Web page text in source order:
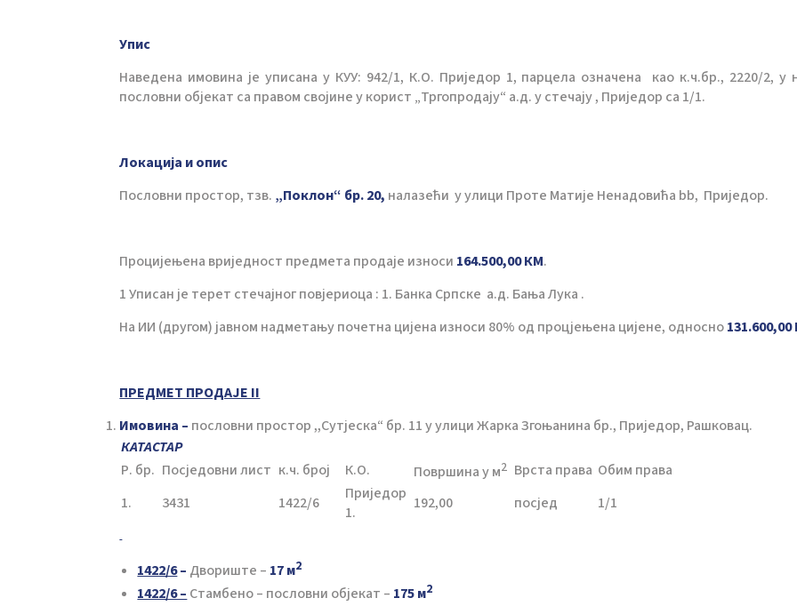
Упис
Наведена имовина је уписана у КУУ: 942/1, К.О. Приједор 1, парцела означена као к.ч.бр., 2220/2, у
пословни објекат са правом својине у корист „Тргопродају“ а.д. у стечају , Приједор са 1/1.
Локација и опис
Пословни простор, тзв. „Поклон“ бр. 20, налазећи у улици Проте Матије Ненадовића bb, Приједор.
Процијењена вриједност предмета продаје износи 164.500,00 КМ.
1 Уписан је терет стечајног повјериоца : 1. Банка Српске а.д. Бања Лука .
На ИИ (другом) јавном надметању почетна цијена износи 80% од процјењена цијене, односно
ПРЕДМЕТ ПРОДАЈЕ II
Имовина – пословни простор ,,Сутјеска“ бр. 11 у улици Жарка Згоњанина бр., Приједор, Рашковац.
КАТАСТАР
Р. бр. Посједовни лист к.ч. број К.О. Површина у м2 Врста права Обим права
1.
3431 1422/6
Приједор
1.
192,00 посјед 1/1
1422/6– Двориште – 17 м2
1422/6 – Стамбено – пословни објекат – 175 м2